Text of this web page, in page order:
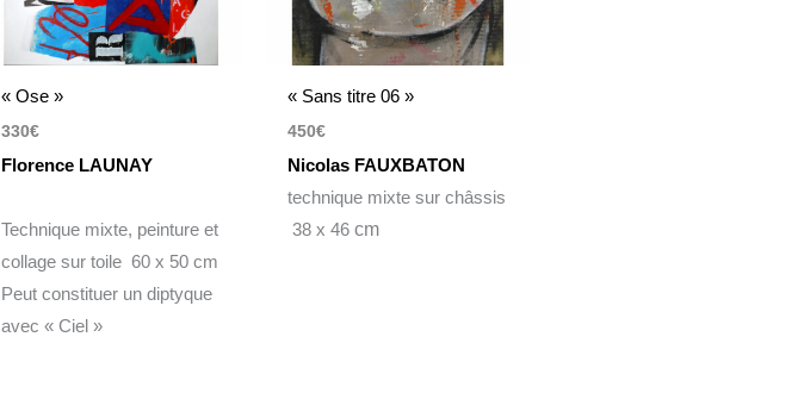
« Ose »
330€
Florence LAUNAY
Technique mixte, peinture et
collage sur toile 60 x 50 cm
Peut constituer un diptyque
avec « Ciel »
« Sans titre 06 »
450€
Nicolas FAUXBATON
technique mixte sur châssis
38 x 46 cm